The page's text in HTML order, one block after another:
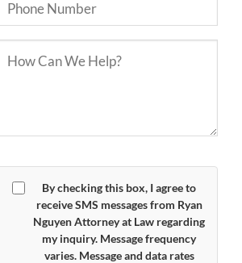
By checking this box, I agree to
receive SMS messages from Ryan
Nguyen Attorney at Law regarding
my inquiry. Message frequency
varies. Message and data rates